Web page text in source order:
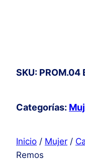
SKU: PROM.04
Categorías:
Inicio / Mujer /
Remos